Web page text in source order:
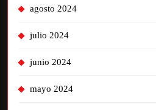
agosto 2024
julio 2024
junio 2024
mayo 2024